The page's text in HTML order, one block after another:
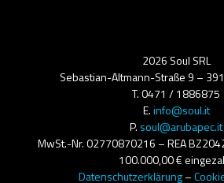
2026 Soul SRL
Sebastian-Altmann-Straße 9 –
T. 0471 / 1886875
E.info@soul.it
P. soul@arubapec.it
MwSt.-Nr. 02770870216 – REA
100.000,00 €
Datenschutzerklärung–